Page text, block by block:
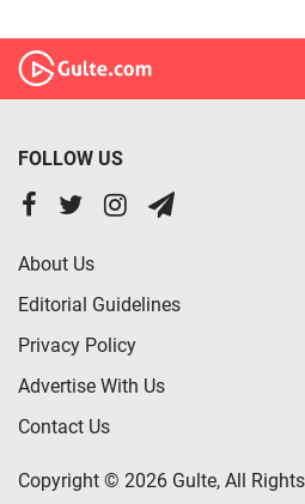
FOLLOW US
About Us
Editorial Guidelines
Privacy Policy
Advertise With Us
Contact Us
Copyright © 2026 Gulte, All